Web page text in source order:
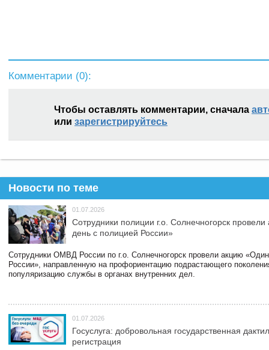
Комментарии (0):
Чтобы оставлять комментарии, сначала
или зарегистрируйтесь
Новости по теме
01.07.2026
Сотрудники полиции г.о. Солнечногорск
день с полицией России»
Сотрудники ОМВД России по г.о. Солнечногорск провели акцию
России», направленную на профориентацию подрастающего
популяризацию службы в органах внутренних дел.
01.07.2026
Госуслуга: добровольная государственная
регистрация